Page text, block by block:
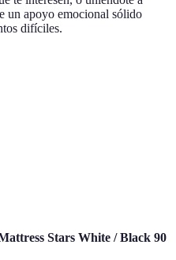
un apoyo emocional sólido
difíciles.
Stars White / Black 90